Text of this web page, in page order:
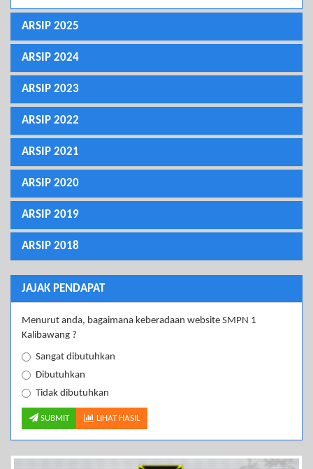
ARSIP 2025
ARSIP 2024
ARSIP 2023
ARSIP 2022
ARSIP 2021
ARSIP 2020
ARSIP 2019
ARSIP 2018
JAJAK PENDAPAT
Menurut anda, bagaimana keberadaan website SMPN 1
Kalibawang ?
Sangat dibutuhkan
Dibutuhkan
Tidak dibutuhkan
SUBMIT LIHAT HASIL